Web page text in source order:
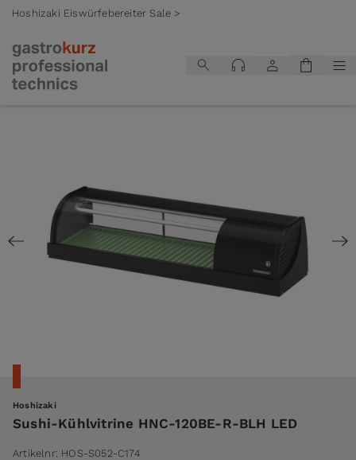
Hoshizaki Eiswürfebereiter Sale >
Hoshizaki
Sushi-Kühlvitrine HNC-120BE-R-BLH LED
Artikelnr: HOS-S052-C174